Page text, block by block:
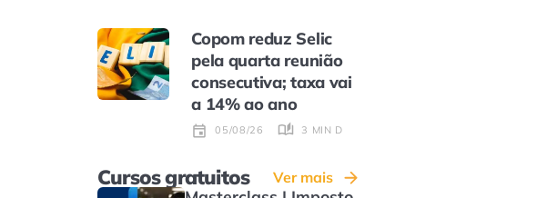
Copom reduz Selic
pela quarta reunião
consecutiva; taxa vai
a 14% ao ano
05/08/26 3 MIN DE LEITURA
Cursos gratuitos Ver mais